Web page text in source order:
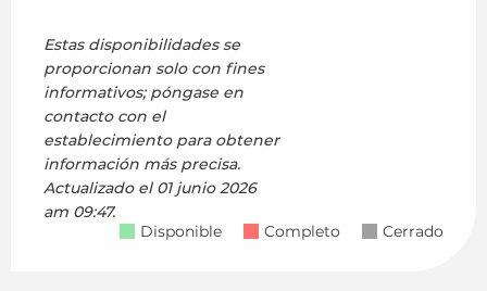
Estas disponibilidades se
proporcionan solo con fines
informativos; póngase en
contacto con el
establecimiento para obtener
información más precisa.
Actualizado el01 junio 2026
am 09:47.
Disponible
Completo Cerrado